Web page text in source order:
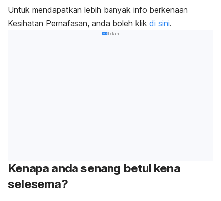
Untuk mendapatkan lebih banyak info berkenaan
Kesihatan Pernafasan, anda boleh klik di sini.
Iklan
Kenapa anda senang betul kena
selesema?